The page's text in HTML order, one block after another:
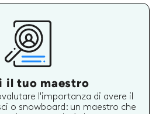
il tuo maestro
l'importanza di avere il
o snowboard: un maestro che